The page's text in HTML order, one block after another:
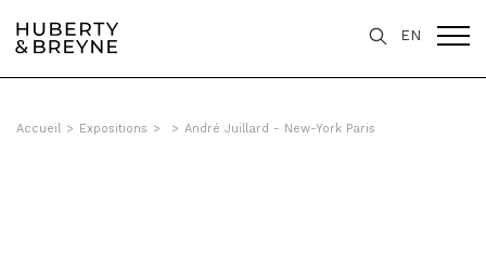
EN
Accueil > Expositions > > André Juillard - New-York Paris